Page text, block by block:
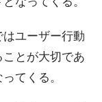
ユーザー行動
とが大切であ
てくる。